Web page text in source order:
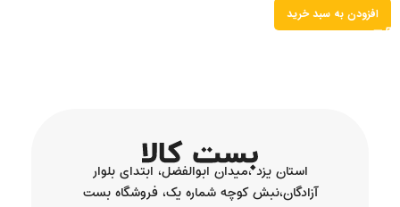
افزودن به سبد خرید
استان یزد ،میدان ابوالفضل، ابتدای بلوار
آزادگان،نبش کوچه شماره یک، فروشگاه بست